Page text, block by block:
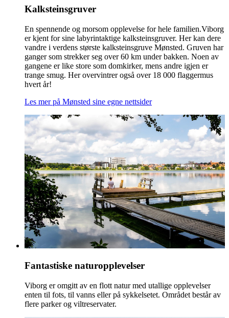
Kalksteinsgruver
En spennende og morsom opplevelse for hele familien.Viborg
er kjent for sine labyrintaktige kalksteinsgruver. Her kan dere
vandre i verdens største kalksteinsgruve Mønsted. Gruven har
ganger som strekker seg over 60 km under bakken. Noen av
gangene er like store som domkirker, mens andre igjen er
trange smug. Her overvintrer også over 18 000 flaggermus
hvert år!
Les mer på Mønsted sine egne nettsider
Fantastiske naturopplevelser
Viborg er omgitt av en flott natur med utallige opplevelser
enten til fots, til vanns eller på sykkelsetet. Området består av
flere parker og viltreservater.